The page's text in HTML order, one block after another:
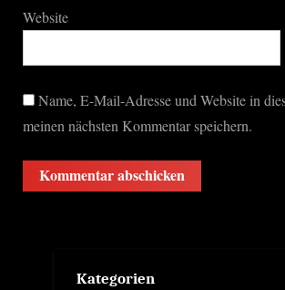
Website
Name, E-Mail-Adresse und Website in
meinen nächsten Kommentar speichern.
Kategorien